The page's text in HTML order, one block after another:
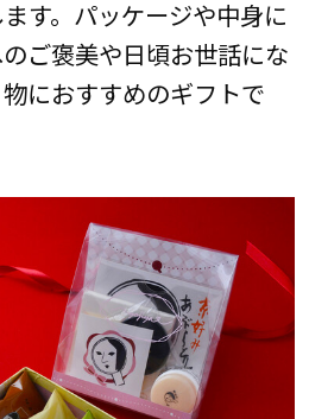
す。パッケージや中身に
ご褒美や日頃お世話にな
におすすめのギフトで